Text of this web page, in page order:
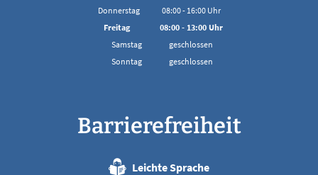
Von 08:00 bis 16:00 Uhr
Donnerstag 08:00- 16:00Uhr
Von 08:00 bis 16:00 Uhr
Freitag 08:00- 13:00Uhr
Samstag
geschlossen
Sonntag
geschlossen
Barrierefreiheit
Leichte Sprache